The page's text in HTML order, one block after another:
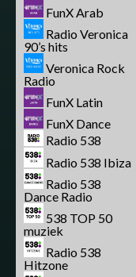
FunX Arab
Radio Veronica
90’s hits
Veronica Rock
Radio
FunX Latin
FunX Dance
Radio 538
Radio 538 Ibiza
Radio 538
Dance Radio
538 TOP 50
muziek
Radio 538
Hitzone